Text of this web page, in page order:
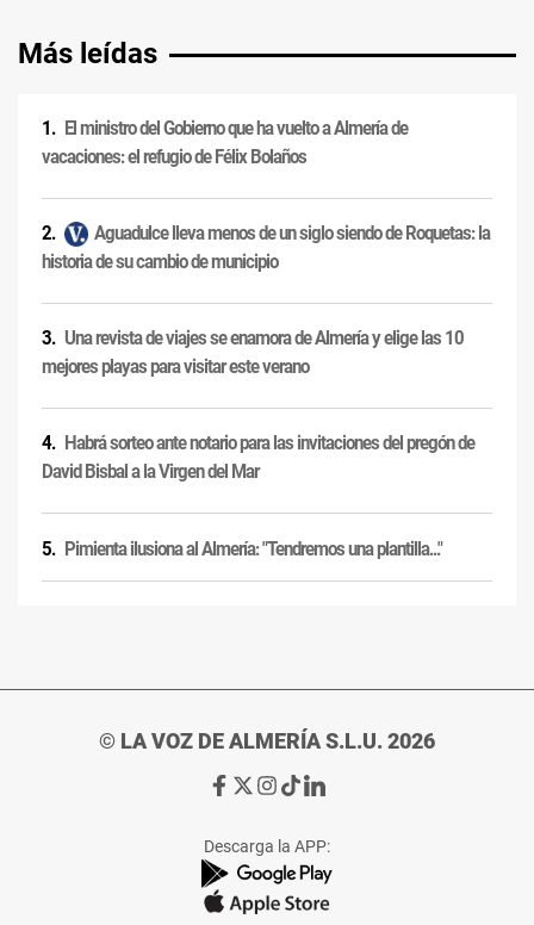
Más leídas
El ministro del Gobierno que ha vuelto a Almería de
vacaciones: el refugio de Félix Bolaños
Aguadulce lleva menos de un siglo siendo de Roquetas: la
historia de su cambio de municipio
Una revista de viajes se enamora de Almería y elige las 10
mejores playas para visitar este verano
Habrá sorteo ante notario para las invitaciones del pregón de
David Bisbal a la Virgen del Mar
Pimienta ilusiona al Almería: "Tendremos una plantilla..."
© LA VOZ DE ALMERÍA S.L.U. 2026
Ir
de
La
Voz
Ir
de
La
Voz
Ir
de
La
Voz
Ir
de
La
Voz
Ir
de
La
Voz
Descarga la APP: